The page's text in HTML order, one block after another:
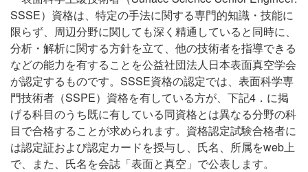
SSSE）資格は、特定の手法に関する専門的知識・技能に
限らず、周辺分野に関しても深く精通していると同時に、
分析・解析に関する方針を立て、他の技術者を指導できる
などの能力を有することを公益社団法人日本表面真空学会
が認定するものです。SSSE資格の認定では、表面科学専
門技術者（SSPE）資格を有している方が、下記4．に掲
げる科目のうち既に有している同資格とは異なる分野の科
目で合格することが求められます。資格認定試験合格者に
は認定証および認定カードを授与し、氏名、所属をweb上
で、また、氏名を会誌「表面と真空」で公表します。